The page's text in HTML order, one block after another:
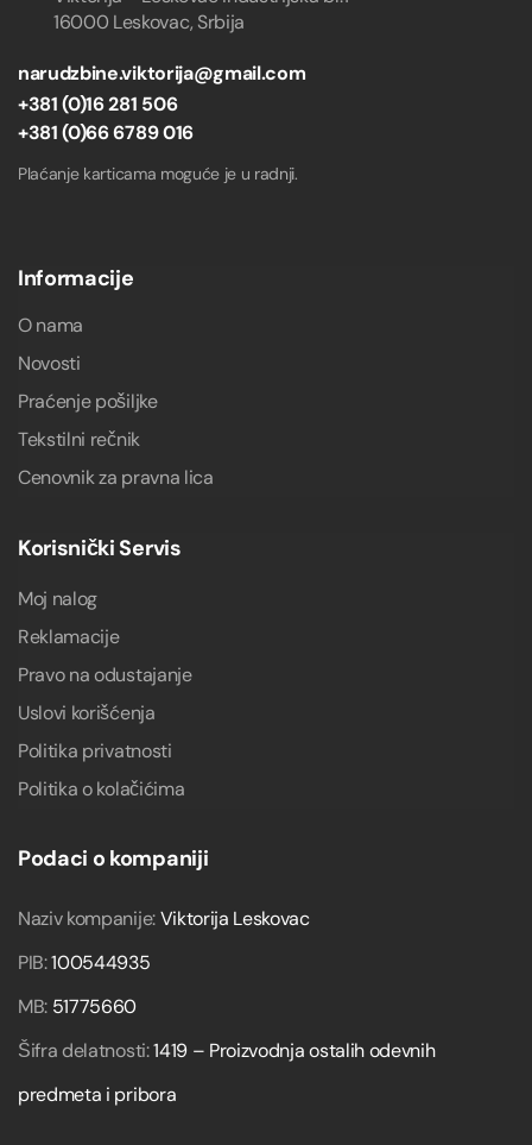
16000 Leskovac, Srbija
narudzbine.viktorija@gmail.com
+381 (0)16 281 506
+381 (0)66 6789 016
Plaćanje karticama moguće je u radnji.
Informacije
O nama
Novosti
Praćenje pošiljke
Tekstilni rečnik
Cenovnik za pravna lica
Korisnički Servis
Moj nalog
Reklamacije
Pravo na odustajanje
Uslovi korišćenja
Politika privatnosti
Politika o kolačićima
Podaci o kompaniji
Naziv kompanije:Viktorija Leskovac
PIB:100544935
MB: 51775660
Šifra delatnosti:1419 – Proizvodnja ostalih odevnih
predmeta i pribora